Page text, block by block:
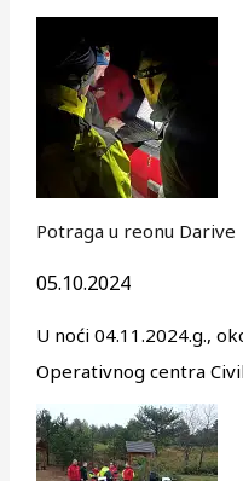
Potraga u reonu Darive
05.10.2024
U noći 04.11.2024.g.,
Operativnog centra